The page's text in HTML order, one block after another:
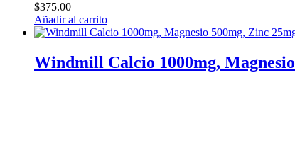
$375.00
Añadir al carrito
Windmill Calcio 1000mg,